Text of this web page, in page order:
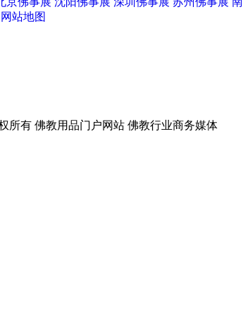
网站地图
所有 佛教用品门户网站 佛教行业商务媒体